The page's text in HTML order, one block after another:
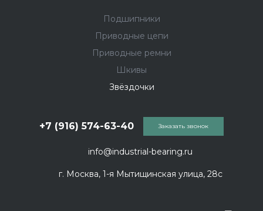
Подшипники
Приводные цепи
Приводные ремни
Шкивы
Звёздочки
info@industrial-bearing.ru
+7 (916) 574-63-40
г. Москва, 1-я Мытищинская улица, 28с
Заказать звонок